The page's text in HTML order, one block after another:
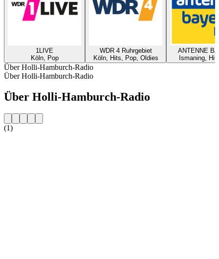
1LIVE
Köln, Pop
WDR 4 Ruhrgebiet
Köln, Hits, Pop, Oldies
ANTENNE
Ismaning,
Über Holli-Hamburch-Radio
Über Holli-Hamburch-Radio
Über Holli-Hamburch-Radio
(1)